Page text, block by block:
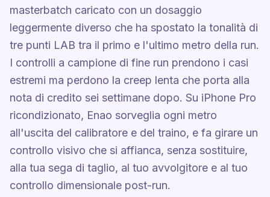
masterbatch caricato con un dosaggio
leggermente diverso che ha spostato la tonalità di
tre punti LAB tra il primo e l'ultimo metro della run.
I controlli a campione di fine run prendono i casi
estremi ma perdono la creep lenta che porta alla
nota di credito sei settimane dopo. Su iPhone Pro
ricondizionato, Enao sorveglia ogni metro
all'uscita del calibratore e del traino, e fa girare un
controllo visivo che si affianca, senza sostituire,
alla tua sega di taglio, al tuo avvolgitore e al tuo
controllo dimensionale post-run.